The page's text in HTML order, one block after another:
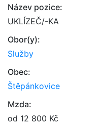
Název pozice:
UKLÍZEČ/-KA
Obor(y):
Služby
Obec:
Štěpánkovice
Mzda:
od 12 800 Kč